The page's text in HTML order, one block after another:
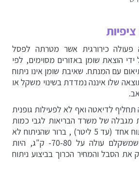
המחקר
מהלך הניתוח
שומן
פעולה כירורגית אשר מטרתה לפסל
הוצאת שומן באזורים מסוימים, לפי
עם המנתח. שאיבת שומן אינו ניתוח
שלו איננה נמדדת בשינוי משקל או
תחליף לדיאטה ואף לא לפעילות גופנית
מגבלה של משרד הבריאות לגבי כמות
השומן הנשאב בניתוח אחד (עד 5 ליטר) , ברור שהניתוח לא
מיועד למטופלים שמשקלם עולה על 70-80- ק"ג, היות
את הסבל והמחיר הכרוך בביצוע ניתוח